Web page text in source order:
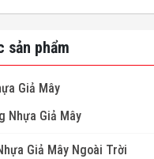
sản phẩm
Giả Mây
Nhựa Giả Mây
Giả Mây Ngoài Trời